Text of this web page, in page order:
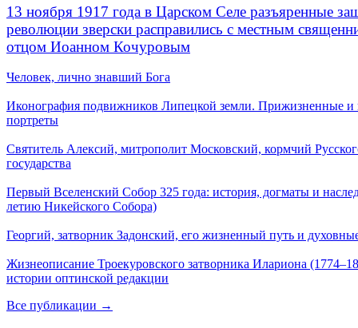
13 ноября 1917 года в Царском Селе разъяренные
революции зверски расправились с местным
отцом Иоанном Кочуровым
Человек, лично знавший Бога
Иконография подвижников Липецкой земли. Прижизненные и
портреты
Святитель Алексий, митрополит Московский, кормчий
государства
Первый Вселенский Собор 325 года: история, догматы и
летию Никейского Собора)
Георгий, затворник Задонский, его жизненный путь и
Жизнеописание Троекуровского затворника Илариона
истории оптинской редакции
Все публикации →